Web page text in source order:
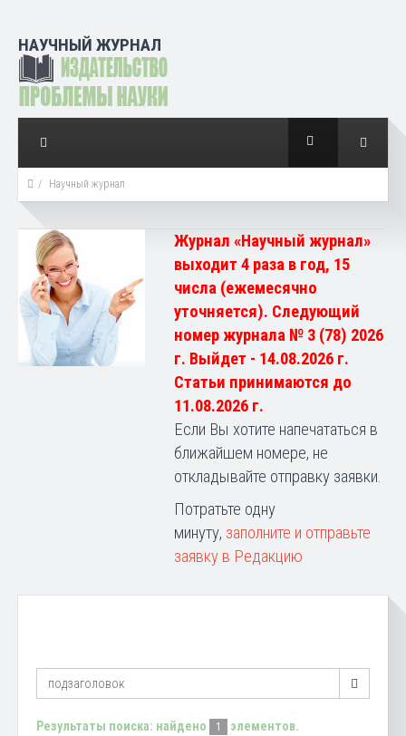
НАУЧНЫЙ ЖУРНАЛ
Научный журнал
Журнал «Научный журнал»
выходит 4 раза в год, 15
числа (ежемесячно
уточняется). Следующий
номер журнала № 3 (78) 2026
г. Выйдет - 14.08.2026 г.
Статьи принимаются до
11.08.2026 г.
Если Вы хотите напечататься в
ближайшем номере, не
откладывайте отправку заявки.
Потратьте одну
минуту, заполните и отправьте
заявку в Редакцию
Результаты поиска: найдено 1 элементов.